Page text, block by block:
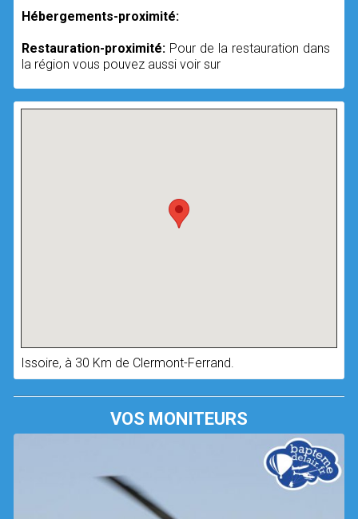
Hébergements-proximité:
Restauration-proximité: Pour de la restauration dans
la région vous pouvez aussi voir sur
Issoire, à 30 Km de Clermont-Ferrand.
VOS MONITEURS